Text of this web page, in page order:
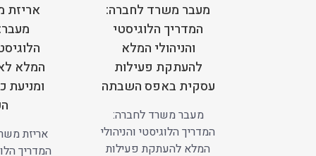
מעבר משרד לחברה:
המדריך הלוגיסטי
והניהולי המלא
להעתקת פעילות
עסקית באפס השבתה
מעבר משרד לחברה:
המדריך הלוגיסטי והניהולי
המלא להעתקת פעילות
אריזת
המלא
ומניעת
אריזת
המדריך